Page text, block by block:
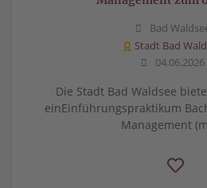
Bad
Stadt Bad
04.06.2026
Die Stadt Bad Waldsee
einEinführungspraktikum
Management